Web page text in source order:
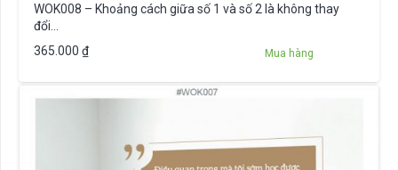
WOK008 – Khoảng cách giữa số 1 và số 2 là không thay
đổi…
365.000 ₫ Mua hàng